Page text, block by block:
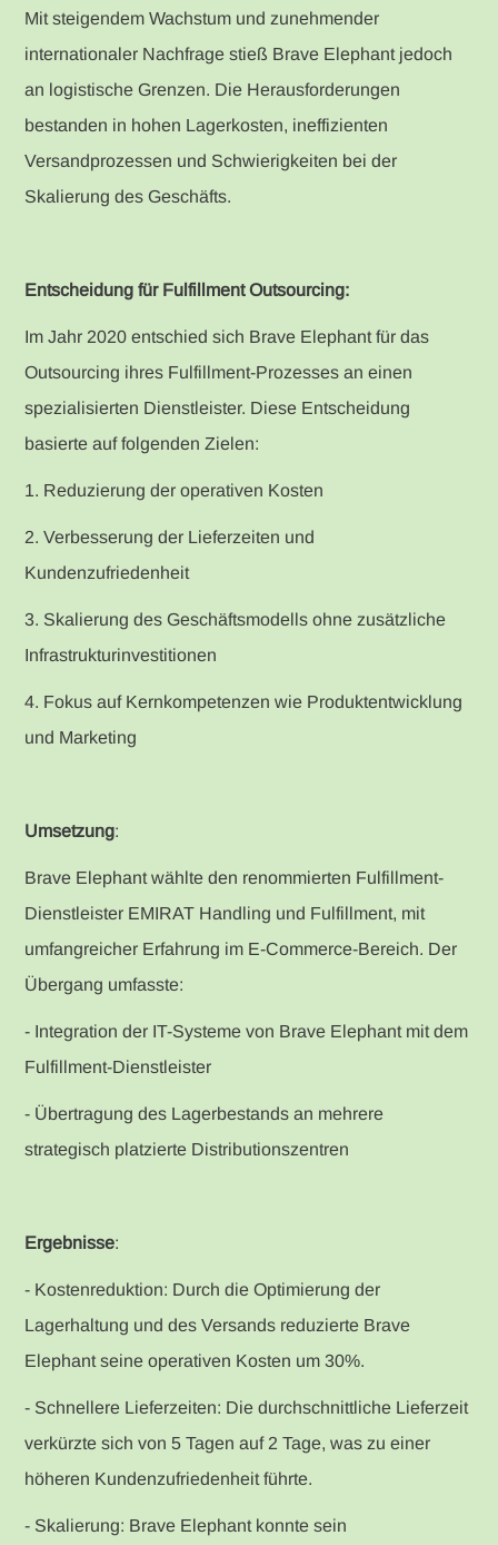
Mit steigendem Wachstum und zunehmender
internationaler Nachfrage stieß Brave Elephant jedoch
an logistische Grenzen. Die Herausforderungen
bestanden in hohen Lagerkosten, ineffizienten
Versandprozessen und Schwierigkeiten bei der
Skalierung des Geschäfts.
Entscheidung für Fulfillment Outsourcing:
Im Jahr 2020 entschied sich Brave Elephant für das
Outsourcing ihres Fulfillment-Prozesses an einen
spezialisierten Dienstleister. Diese Entscheidung
basierte auf folgenden Zielen:
1. Reduzierung der operativen Kosten
2. Verbesserung der Lieferzeiten und
Kundenzufriedenheit
3. Skalierung des Geschäftsmodells ohne zusätzliche
Infrastrukturinvestitionen
4. Fokus auf Kernkompetenzen wie Produktentwicklung
und Marketing
Umsetzung:
Brave Elephant wählte den renommierten Fulfillment-
Dienstleister EMIRAT Handling und Fulfillment, mit
umfangreicher Erfahrung im E-Commerce-Bereich. Der
Übergang umfasste:
- Integration der IT-Systeme von Brave Elephant mit dem
Fulfillment-Dienstleister
- Übertragung des Lagerbestands an mehrere
strategisch platzierte Distributionszentren
Ergebnisse:
- Kostenreduktion: Durch die Optimierung der
Lagerhaltung und des Versands reduzierte Brave
Elephant seine operativen Kosten um 30%.
- Schnellere Lieferzeiten: Die durchschnittliche Lieferzeit
verkürzte sich von 5 Tagen auf 2 Tage, was zu einer
höheren Kundenzufriedenheit führte.
- Skalierung: Brave Elephant konnte sein